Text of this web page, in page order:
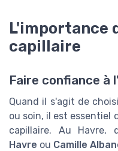
L'importance
capillaire
Faire confiance à
Quand il s'agit de
ou soin, il est essentiel
capillaire. Au Havre,
Havre ou Camille